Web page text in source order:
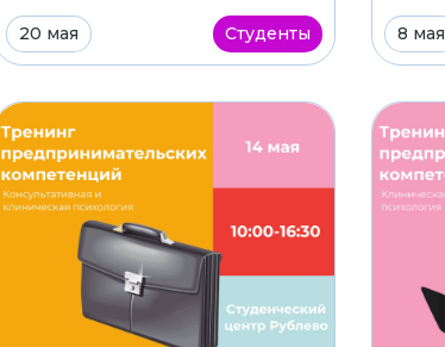
20 мая Студенты 8 мая